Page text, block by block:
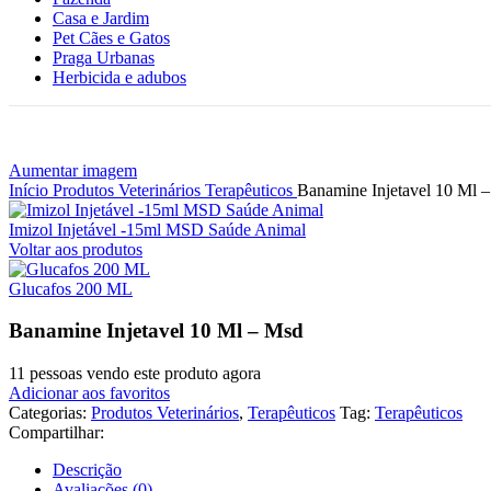
Casa e Jardim
Pet Cães e Gatos
Praga Urbanas
Herbicida e adubos
Aumentar imagem
Início Produtos Veterinários Terapêuticos Banamine Injetavel 10 Ml
Imizol Injetável -15ml MSD Saúde Animal
Voltar aos produtos
Glucafos 200 ML
Banamine Injetavel 10 Ml – Msd
11 pessoas vendo este produto agora
Adicionar aos favoritos
Categorias: Produtos Veterinários, Terapêuticos Tag: Terapêuticos
Compartilhar:
Descrição